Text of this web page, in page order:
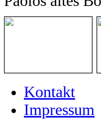
Kontakt
Impressum